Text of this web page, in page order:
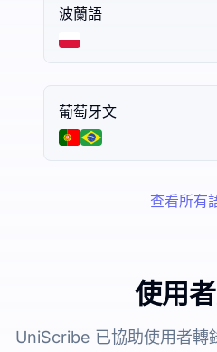
波蘭語
葡萄牙文
查看所有
使用
UniScribe 已協助使用者轉